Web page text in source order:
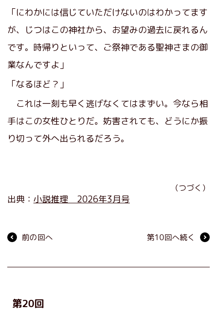
「にわかには信じていただけないのはわかってます
が、じつはこの神社から、お望みの過去に戻れるん
です。時帰りといって、ご祭神である聖神さまの御
業なんですよ」
「なるほど？」
これは一刻も早く逃げなくてはまずい。今なら相
手はこの女性ひとりだ。妨害されても、どうにか振
り切って外へ出られるだろう。
（つづく）
出典： 小説推理 2026年3月号
前の回へ 第10回へ続く
第20回